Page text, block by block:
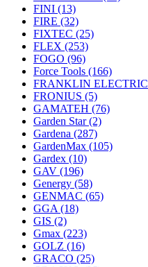
FINI (13)
FIRE (32)
FIXTEC (25)
FLEX (253)
FOGO (96)
Force Tools (166)
FRANKLIN ELECTRIC
FRONIUS (5)
GAMATEH (76)
Garden Star(2)
Gardena (287)
GardenMax (105)
Gardex (10)
GAV (196)
Genergy (58)
GENMAC (65)
GGA (18)
GIS (2)
Gmax (223)
GOLZ (16)
GRACO (25)